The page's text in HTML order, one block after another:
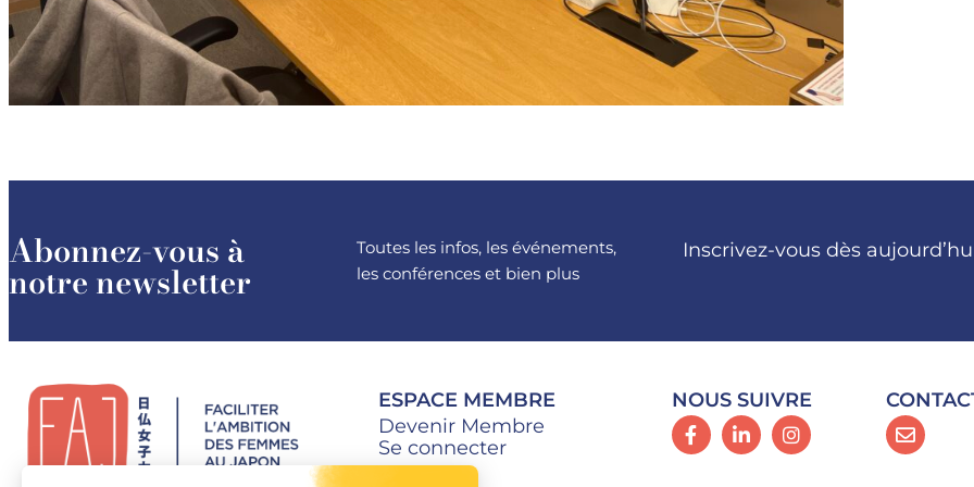
Abonnez-vous à
notre newsletter
Toutes les infos, les événements,
les conférences et bien plus
Inscrivez-vous dès
ESPACE MEMBRE
Devenir Membre
Se connecter
NOUS SUIVRE